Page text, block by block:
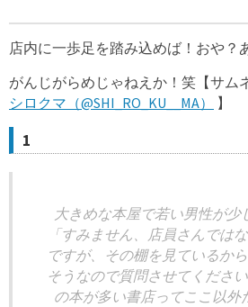
店内に一歩足を踏み込めば！おや？
がんじがらめじゃねえか！笑【サム
シロクマ（@SHI_RO_KU__MA）
】
1
大きめな本屋で若い男性が少
「すみません、店員さんでは
ですが、その棚を見ているか
そうなので質問させてくださ
の本が多い書店ってここ以外